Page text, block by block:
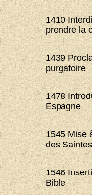
1410
prendre la
1439
purgatoire
1478
Espagne
1545 Mise
des
1546
Bible